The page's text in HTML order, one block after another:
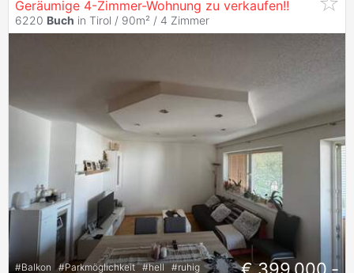
Geräumige 4-Zimmer-Wohnung zu verkaufen!!
6220 Buch in Tirol / 90m² / 4 Zimmer
#Balkon #Parkmöglichkeit #hell #ruhig